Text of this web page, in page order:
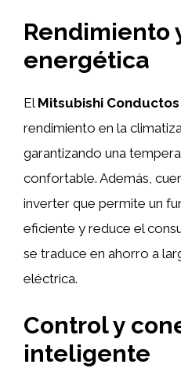
Rendimiento
energética
El Mitsubishi Conductos
rendimiento en la
garantizando una
confortable. Además,
inverter que permite un
eficiente y reduce el
se traduce en ahorro a
eléctrica.
Control y
inteligente